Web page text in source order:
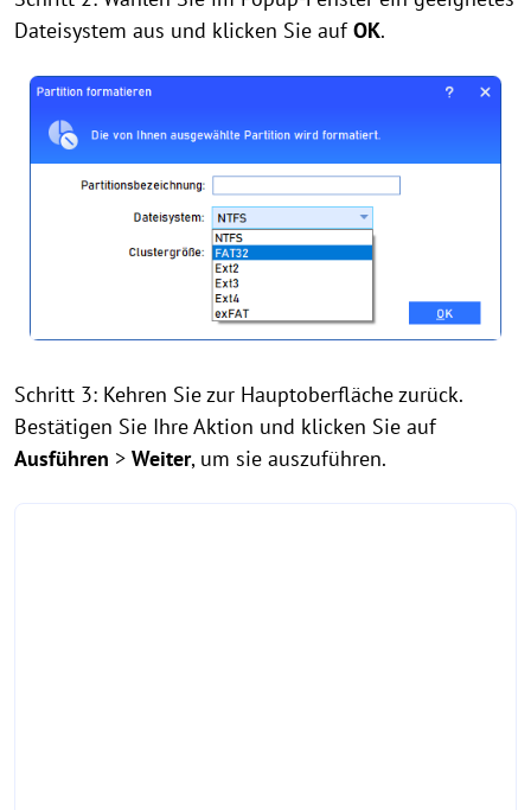
Dateisystem aus und klicken Sie aufOK.
Schritt 3: Kehren Sie zur Hauptoberfläche zurück.
Bestätigen Sie Ihre Aktion und klicken Sie auf
Ausführen > Weiter, um sie auszuführen.